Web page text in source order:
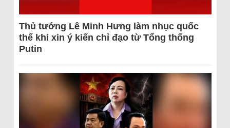
Thủ tướng Lê Minh Hưng làm nhục quốc
thể khi xin ý kiến chỉ đạo từ Tổng thống
Putin